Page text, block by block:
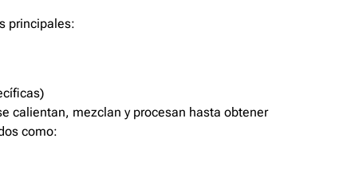
principales:
calientan, mezclan y procesan hasta obtener
como: